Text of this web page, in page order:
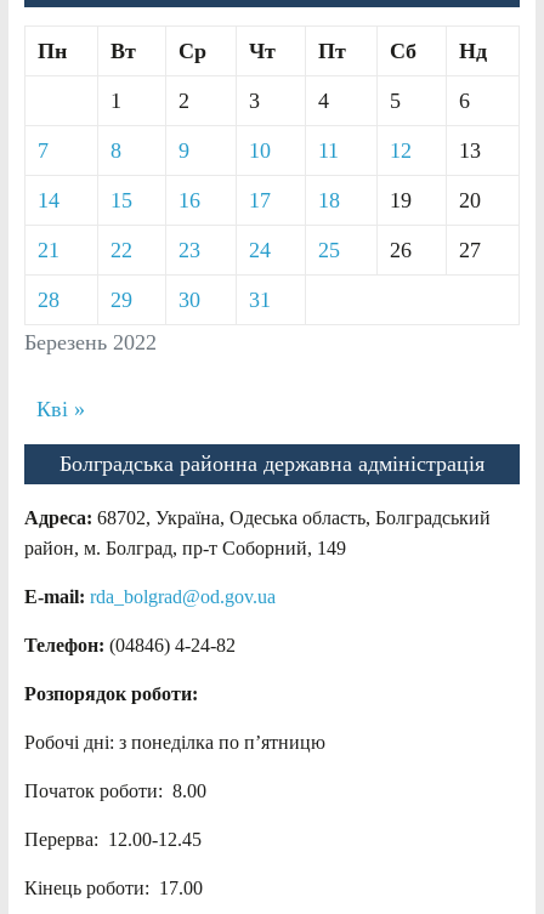
Березень 2022
Пн Вт Ср Чт Пт Сб Нд
1 2 3 4 5 6
7 8 9 10 11 12 13
14 15 16 17 18 19 20
21 22 23 24 25 26 27
28 29 30 31
Кві »
Болградська районна державна адміністрація
Адреса: 68702, Україна, Одеська область, Болградський
район, м. Болград, пр-т Соборний, 149
E-mail: rda_bolgrad@od.gov.ua
Телефон: (04846) 4-24-82
Розпорядок роботи:
Робочі дні: з понеділка по п’ятницю
Початок роботи: 8.00
Перерва: 12.00-12.45
Кінець роботи: 17.00